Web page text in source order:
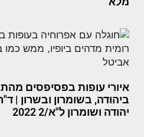
איורי עופות בפסיפסים
ביהודה, בשומרון ובשרון |
יהודה ושומרון ל"א/2 2022